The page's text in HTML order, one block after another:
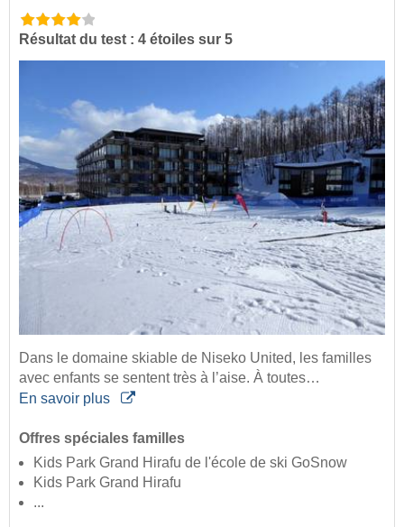
Résultat du test : 4 étoiles sur 5
Dans le domaine skiable de Niseko United, les familles
avec enfants se sentent très à l’aise. À toutes…
En savoir plus
Offres spéciales familles
Kids Park Grand Hirafu de l'école de ski GoSnow
Kids Park Grand Hirafu
...